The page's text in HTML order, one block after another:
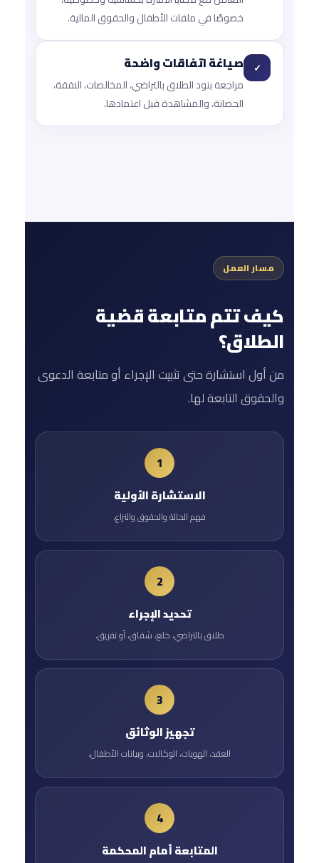
خصوصًا في ملفات الأطفال والحقوق المالية.
✓ صياغة اتفاقات واضحة
مراجعة بنود الطلاق بالتراضي، المخالصات، النفقة،
الحضانة، والمشاهدة قبل اعتمادها.
مسار العمل
كيف تتم متابعة قضية
الطلاق؟
من أول استشارة حتى تثبيت الإجراء أو متابعة الدعوى
والحقوق التابعة لها.
الاستشارة الأولية
فهم الحالة والحقوق والنزاع.
تحديد الإجراء
طلاق بالتراضي، خلع، شقاق، أو تفريق.
تجهيز الوثائق
العقد، الهويات، الوكالات، وبيانات الأطفال.
المتابعة أمام المحكمة